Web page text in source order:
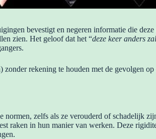
bevestigt en negeren informatie die
zien. Het geloof dat het “deze keer anders
rekening te houden met de gevolgen
zelfs als ze verouderd of schadelijk
raken in hun manier van werken. Deze